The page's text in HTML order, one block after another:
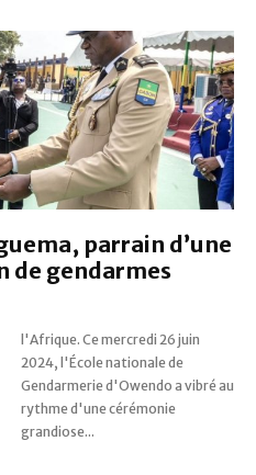
parrain d’une
de gendarmes
grandiose...